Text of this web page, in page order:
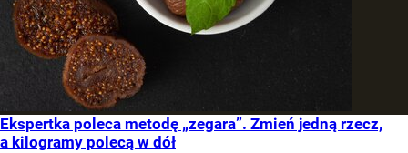
Ekspertka poleca metodę „zegara”. Zmień jedną rzecz,
a kilogramy polecą w dół